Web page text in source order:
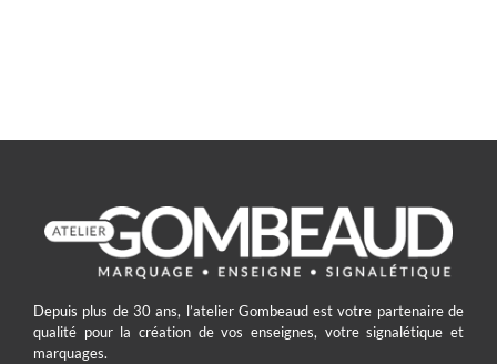
Depuis plus de 30 ans, l’atelier Gombeaud est votre partenaire de
qualité pour la création de vos enseignes, votre signalétique et
marquages.